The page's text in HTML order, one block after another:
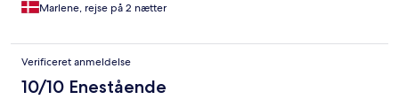
Marlene, rejse på 2 nætter
Verificeret anmeldelse
10/10 Enestående